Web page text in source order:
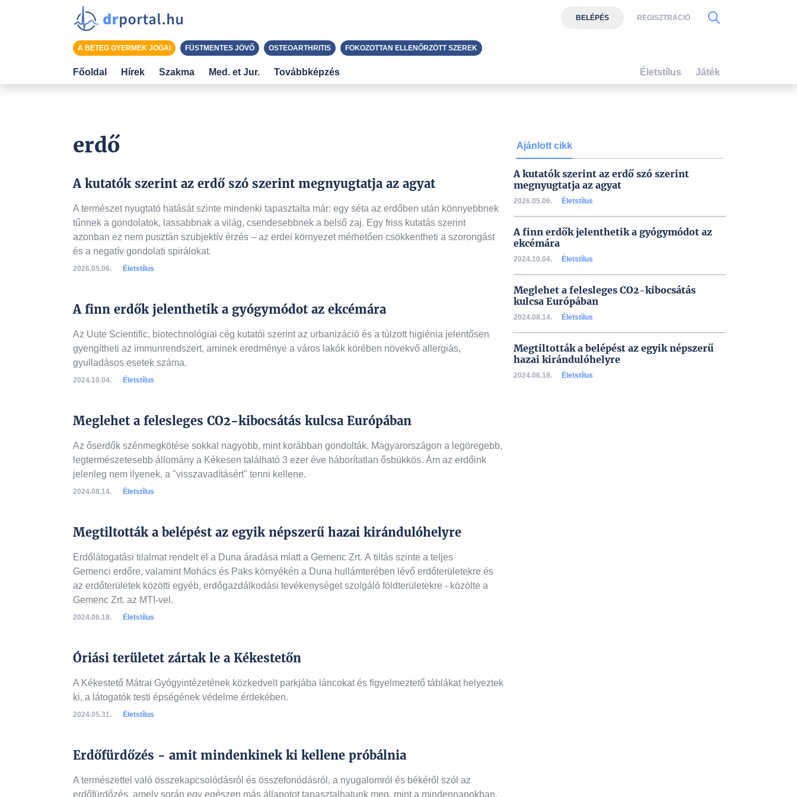
erdő
A kutatók szerint az erdő szó szerint megnyugtatja az agyat
A természet nyugtató hatását szinte mindenki tapasztalta már: egy séta az erdőben után könnyebbnek
tűnnek a gondolatok, lassabbnak a világ, csendesebbnek a belső zaj. Egy friss kutatás szerint
azonban ez nem pusztán szubjektív érzés – az erdei környezet mérhetően csökkentheti a szorongást
és a negatív gondolati spirálokat.
2026.05.06. Életstílus
A finn erdők jelenthetik a gyógymódot az ekcémára
Az Uute Scientific, biotechnológiai cég kutatói szerint az urbanizáció és a túlzott higiénia jelentősen
gyengítheti az immunrendszert, aminek eredménye a város lakók körében növekvő allergiás,
gyulladásos esetek száma.
2024.10.04. Életstílus
Meglehet a felesleges CO2-kibocsátás kulcsa Európában
Az őserdők szénmegkötése sokkal nagyobb, mint korábban gondolták. Magyarországon a legöregebb,
legtermészetesebb állomány a Kékesen található 3 ezer éve háborítatlan ősbükkös. Ám az erdőink
jelenleg nem ilyenek, a "visszavadításért" tenni kellene.
2024.08.14. Életstílus
Megtiltották a belépést az egyik népszerű hazai kirándulóhelyre
Erdőlátogatási tilalmat rendelt el a Duna áradása miatt a Gemenc Zrt. A tiltás szinte a teljes
Gemenci erdőre, valamint Mohács és Paks környékén a Duna hullámterében lévő erdőterületekre és
az erdőterületek közötti egyéb, erdőgazdálkodási tevékenységet szolgáló földterületekre - közölte a
Gemenc Zrt. az MTI-vel.
2024.06.18. Életstílus
Óriási területet zártak le a Kékestetőn
A Kékestető Mátrai Gyógyintézetének közkedvelt parkjába láncokat és figyelmeztető táblákat helyeztek
ki, a látogatók testi épségének védelme érdekében.
2024.05.31. Életstílus
Erdőfürdőzés - amit mindenkinek ki kellene próbálnia
A természettel való összekapcsolódásról és összefonódásról, a nyugalomról és békéről szól az
erdőfürdőzés, amely során egy egészen más állapotot tapasztalhatunk meg, mint a mindennapokban.
Ajánlott cikk
A kutatók szerint az erdő szó szerint
megnyugtatja az agyat
2026.05.06. Életstílus
A finn erdők jelenthetik a gyógymódot az
ekcémára
2024.10.04. Életstílus
Meglehet a felesleges CO2-kibocsátás
kulcsa Európában
2024.08.14. Életstílus
Megtiltották a belépést az egyik népszerű
hazai kirándulóhelyre
2024.06.18. Életstílus
BELÉPÉS REGISZTRÁCIÓ
A BETEG GYERMEK JOGAI FÜSTMENTES JÖVŐ OSTEOARTHRITIS FOKOZOTTAN ELLENŐRZÖTT SZEREK
Főoldal Hírek Szakma Med. et Jur. Továbbképzés Életstílus Játék